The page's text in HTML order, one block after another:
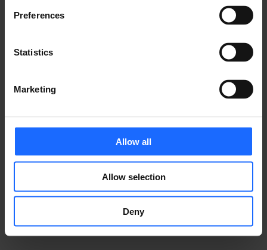
Preferences
Statistics
Marketing
Allow all
Allow selection
Deny
​事例
IoTソリューションをどのように支えているかをご覧く
ださい。
事例集